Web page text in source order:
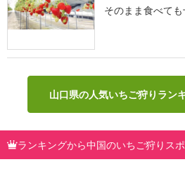
そのまま食べて
山口県の人気いちご狩りラン
ランキングから中国のいちご狩りス